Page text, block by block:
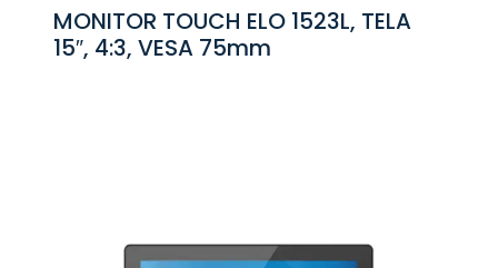
MONITOR TOUCH ELO 1523L, TELA
15″, 4:3, VESA 75mm